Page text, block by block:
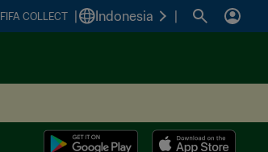
FIFA COLLECT Indonesia